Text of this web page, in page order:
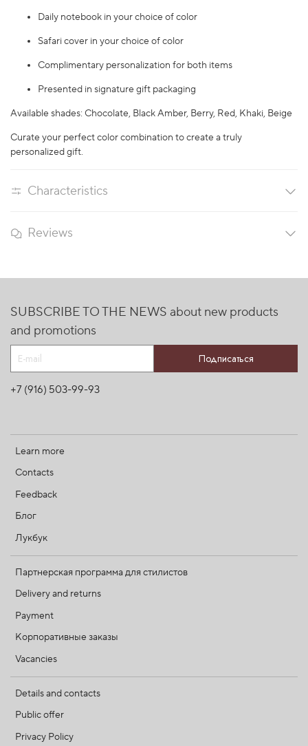
Daily notebook in your choice of color
Safari cover in your choice of color
Complimentary personalization for both items
Presented in signature gift packaging
Available shades: Chocolate, Black Amber, Berry, Red, Khaki, Beige
Curate your perfect color combination to create a truly
personalized gift.
Characteristics
Reviews
Learn more
Contacts
Feedback
Блог
Лукбук
Партнерская программа для стилистов
Delivery and returns
Payment
Корпоративные заказы
Vacancies
Details and contacts
Public offer
Privacy Policy
SUBSCRIBE TO THE NEWS about new products
and promotions
Подписаться
+7 (916) 503-99-93